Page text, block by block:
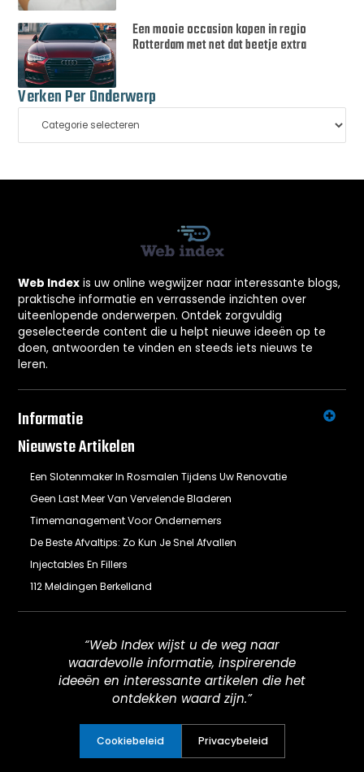
Een mooie occasion kopen in regio
Rotterdam met net dat beetje extra
Verken Per Onderwerp
Web Index is uw online wegwijzer naar interessante blogs,
praktische informatie en verrassende inzichten over
uiteenlopende onderwerpen. Ontdek zorgvuldig
geselecteerde content die u helpt nieuwe ideeën op te
doen, antwoorden te vinden en steeds iets nieuws te
leren.
Informatie
Nieuwste Artikelen
Een Slotenmaker In Rosmalen Tijdens Uw Renovatie
Geen Last Meer Van Vervelende Bladeren
Timemanagement Voor Ondernemers
De Beste Afvaltips: Zo Kun Je Snel Afvallen
Injectables En Fillers
112 Meldingen Berkelland
“Web Index wijst u de weg naar
waardevolle informatie, inspirerende
ideeën en interessante artikelen die het
ontdekken waard zijn.”
Cookiebeleid Privacybeleid